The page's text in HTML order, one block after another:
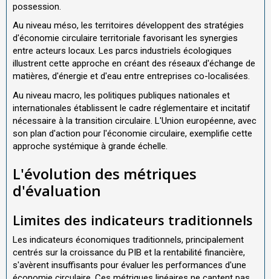
possession.
Au niveau méso, les territoires développent des stratégies
d'économie circulaire territoriale favorisant les synergies
entre acteurs locaux. Les parcs industriels écologiques
illustrent cette approche en créant des réseaux d'échange de
matières, d'énergie et d'eau entre entreprises co-localisées.
Au niveau macro, les politiques publiques nationales et
internationales établissent le cadre réglementaire et incitatif
nécessaire à la transition circulaire. L'Union européenne, avec
son plan d'action pour l'économie circulaire, exemplifie cette
approche systémique à grande échelle.
L'évolution des métriques
d'évaluation
Limites des indicateurs traditionnels
Les indicateurs économiques traditionnels, principalement
centrés sur la croissance du PIB et la rentabilité financière,
s'avèrent insuffisants pour évaluer les performances d'une